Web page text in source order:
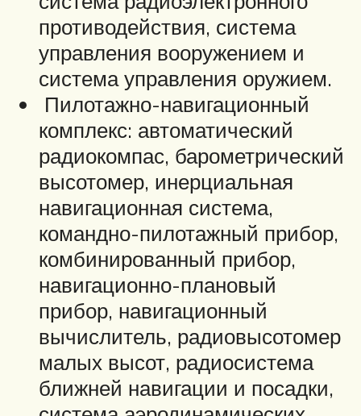
противодействия, система
управления вооружением и
система управления оружием.
Пилотажно-навигационный
комплекс: автоматический
радиокомпас, барометрический
высотомер, инерциальная
навигационная система,
командно-пилотажный прибор,
комбинированный прибор,
навигационно-плановый
прибор, навигационный
вычислитель, радиовысотомер
малых высот, радиосистема
ближней навигации и посадки,